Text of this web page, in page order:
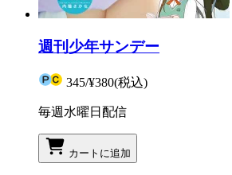
週刊少年サンデー
345/¥380(税込)
毎週水曜日配信
カートに追加